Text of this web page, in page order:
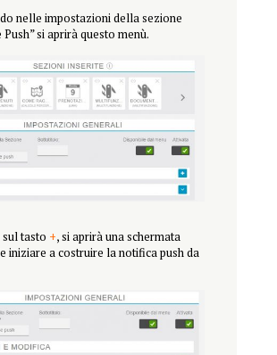
nelle impostazioni della sezione
si aprirà questo menù.
tasto +, si aprirà una schermata
iniziare a costruire la notifica push da